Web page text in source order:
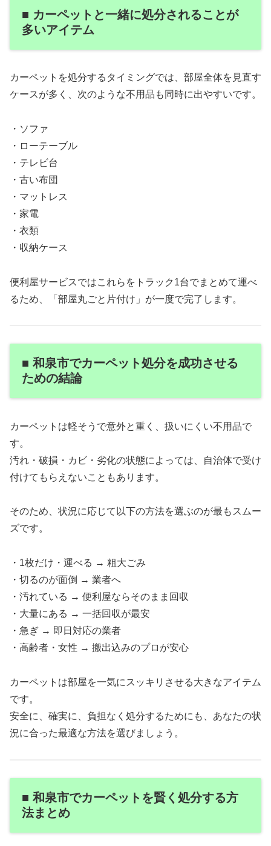
■ カーペットと一緒に処分されることが
多いアイテム
カーペットを処分するタイミングでは、部屋全体を見直す
ケースが多く、次のような不用品も同時に出やすいです。
・ソファ
・ローテーブル
・テレビ台
・古い布団
・マットレス
・家電
・衣類
・収納ケース
便利屋サービスではこれらをトラック1台でまとめて運べ
るため、「部屋丸ごと片付け」が一度で完了します。
■ 和泉市でカーペット処分を成功させる
ための結論
カーペットは軽そうで意外と重く、扱いにくい不用品で
す。
汚れ・破損・カビ・劣化の状態によっては、自治体で受け
付けてもらえないこともあります。
そのため、状況に応じて以下の方法を選ぶのが最もスムー
ズです。
・1枚だけ・運べる → 粗大ごみ
・切るのが面倒 → 業者へ
・汚れている → 便利屋ならそのまま回収
・大量にある → 一括回収が最安
・急ぎ → 即日対応の業者
・高齢者・女性 → 搬出込みのプロが安心
カーペットは部屋を一気にスッキリさせる大きなアイテム
です。
安全に、確実に、負担なく処分するためにも、あなたの状
況に合った最適な方法を選びましょう。
■ 和泉市でカーペットを賢く処分する方
法まとめ